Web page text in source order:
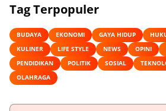
Tag Terpopuler
BUDAYA EKONOMI GAYA HIDUP
KULINER
LIFE STYLE NEWS OPINI
PENDIDIKAN
POLITIK SOSIAL
OLAHRAGA